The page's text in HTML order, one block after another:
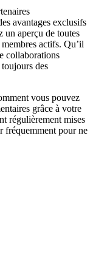
avantages exclusifs
un aperçu de toutes
actifs. Qu’il
collaborations
des
vous pouvez
grâce à votre
régulièrement mises
fréquemment pour ne